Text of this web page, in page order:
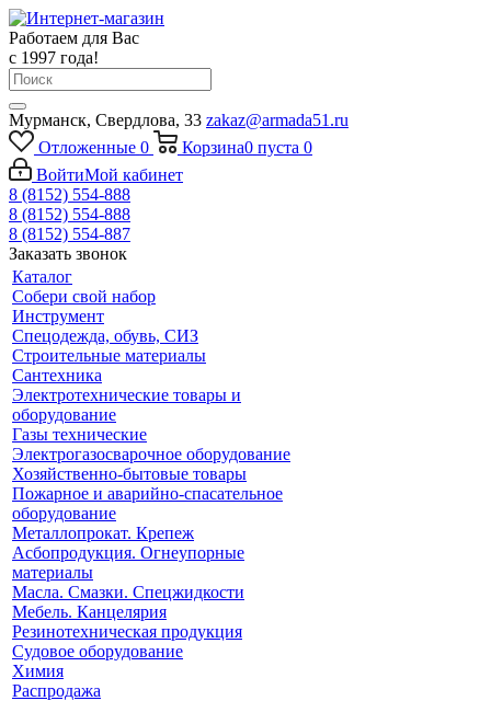
Работаем для Вас
с 1997 года!
Мурманск, Свердлова, 33 zakaz@armada51.ru
Отложенные 0 Корзина0 пуста 0
ВойтиМой кабинет
8 (8152) 554-888
8 (8152) 554-888
8 (8152) 554-887
Заказать звонок
Каталог
Собери свой набор
Инструмент
Спецодежда, обувь, СИЗ
Строительные материалы
Сантехника
Электротехнические товары и
оборудование
Газы технические
Электрогазосварочное оборудование
Хозяйственно-бытовые товары
Пожарное и аварийно-спасательное
оборудование
Металлопрокат. Крепеж
Асбопродукция. Огнеупорные
материалы
Масла. Смазки. Спецжидкости
Мебель. Канцелярия
Резинотехническая продукция
Судовое оборудование
Химия
Распродажа